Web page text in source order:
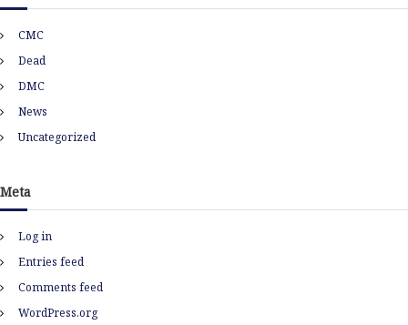
e
s
CMC
Dead
DMC
News
Uncategorized
Meta
Log in
Entries feed
Comments feed
WordPress.org